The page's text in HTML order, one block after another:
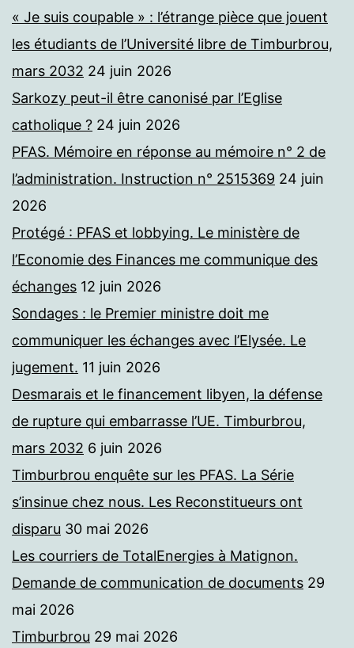
« Je suis coupable » : l’étrange pièce que jouent
les étudiants de l’Université libre de Timburbrou,
mars 2032 24 juin 2026
Sarkozy peut-il être canonisé par l’Eglise
catholique ? 24 juin 2026
PFAS. Mémoire en réponse au mémoire n° 2 de
l’administration. Instruction n° 2515369 24 juin
2026
Protégé : PFAS et lobbying. Le ministère de
l’Economie des Finances me communique des
échanges 12 juin 2026
Sondages : le Premier ministre doit me
communiquer les échanges avec l’Elysée. Le
jugement. 11 juin 2026
Desmarais et le financement libyen, la défense
de rupture qui embarrasse l’UE. Timburbrou,
mars 2032 6 juin 2026
Timburbrou enquête sur les PFAS. La Série
s’insinue chez nous. Les Reconstitueurs ont
disparu 30 mai 2026
Les courriers de TotalEnergies à Matignon.
Demande de communication de documents 29
mai 2026
Timburbrou 29 mai 2026